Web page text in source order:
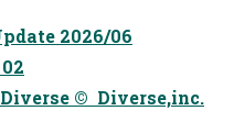
2026/06
© ︎ Diverse,inc.